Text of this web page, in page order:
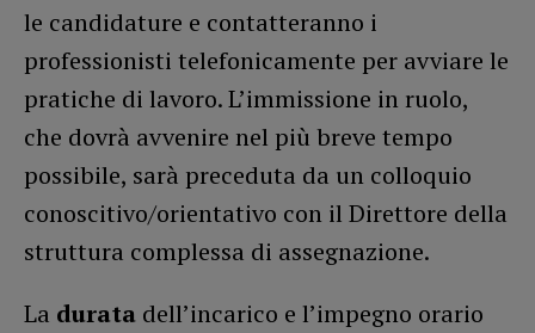
le candidature e contatteranno i
professionisti telefonicamente per avviare le
pratiche di lavoro. L’immissione in ruolo,
che dovrà avvenire nel più breve tempo
possibile, sarà preceduta da un colloquio
conoscitivo/orientativo con il Direttore della
struttura complessa di assegnazione.
La durata dell’incarico e l’impegno orario